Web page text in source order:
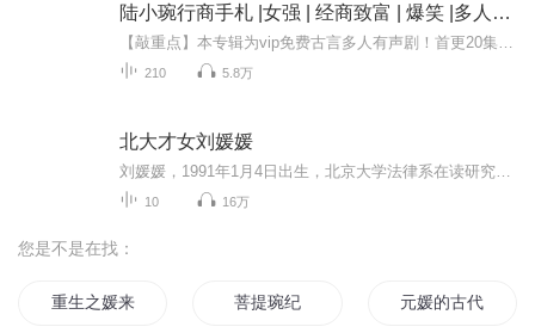
陆小琬行商手札 |女强 | 经商致富 | 爆笑 |多人有声剧
210 5.8万
北大才女刘媛媛
10 16万
您是不是在找：
重生之媛来为你 菩提琬纪 元媛的古代重生